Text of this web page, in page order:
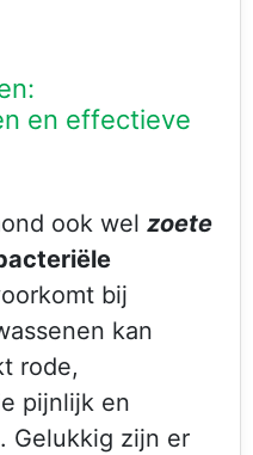
en effectieve
ook wel zoete
bij
kan
rode,
pijnlijk en
Gelukkig zijn er